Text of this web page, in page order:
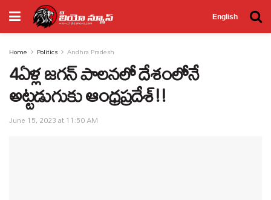
English
Home Politics Andhra Pradesh
4ఏళ్ల జగన్ పాలనలో దేశంలోనే
అట్టడుగుకు ఆంధ్రప్రదేశ్!!
June 15, 2023 at 11:50 AM